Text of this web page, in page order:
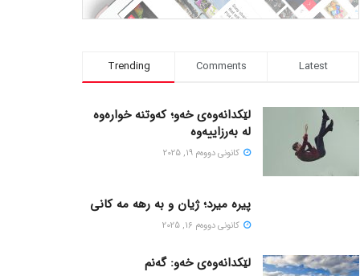
Trending Comments Latest
لێکدانەوەی خەو؛ کەوتنە خوارەوە
لە بەرزاییەوە
كانونی دووه‌م 19, 2025
پیره میرد؛ ژیان و به رهه مه کانی
كانونی دووه‌م 16, 2025
لێکدانەوەی خەو: گەنم